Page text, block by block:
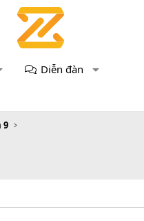
Diễn đàn
9